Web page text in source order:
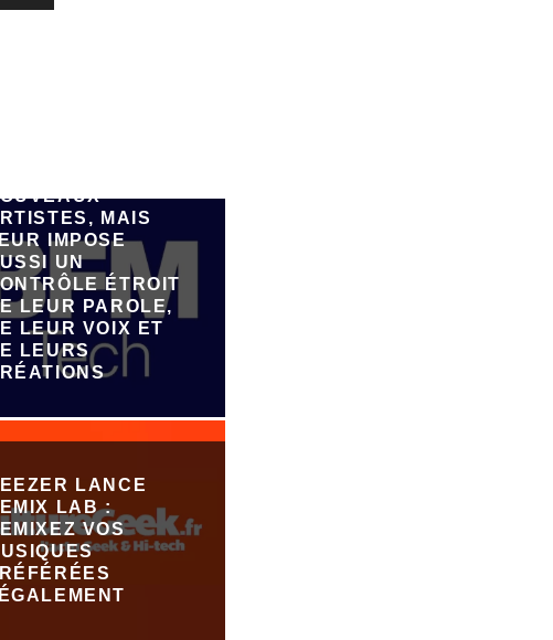
MAIS
IMPOSE
UN
ÉTROIT
LEUR PAROLE,
LEUR VOIX ET
LEURS
LANCE
LAB :
VOS